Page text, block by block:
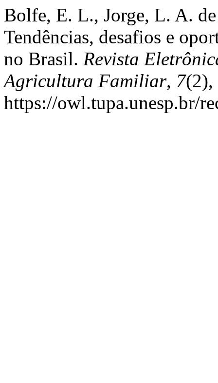
Bolfe, E. L., Jorge, L. A.
Tendências, desafios e
no Brasil. Revista
Agricultura Familiar, 7(2),
https://owl.tupa.unesp.br/